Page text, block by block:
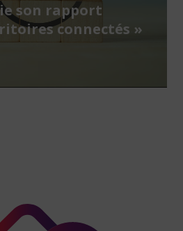
son rapport
connectés »